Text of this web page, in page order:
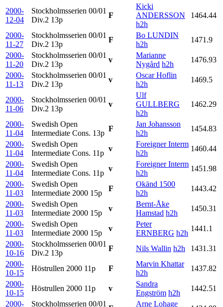
2000-
12-04
Stockholmsserien 00/01
Div.2 13p
F
Kicki
ANDERSSON
h2h
1464.44
2000-
11-27
Stockholmsserien 00/01
Div.2 13p
F
Bo LUNDIN
h2h
1471.9
2000-
11-20
Stockholmsserien 00/01
Div.2 13p
v
Marianne
Nygård h2h
1476.93
2000-
11-13
Stockholmsserien 00/01
Div.2 13p
v
Oscar Hoflin
h2h
1469.5
2000-
11-06
Stockholmsserien 00/01
Div.2 13p
v
Ulf
GULLBERG
h2h
1462.29
2000-
11-04
Swedish Open
Intermediate Cons. 13p
F
Jan Johansson
h2h
1454.83
2000-
11-04
Swedish Open
Intermediate Cons. 11p
v
Foreigner Interm
h2h
1460.44
2000-
11-04
Swedish Open
Intermediate Cons. 11p
v
Foreigner Interm
h2h
1451.98
2000-
11-03
Swedish Open
Intermediate 2000 15p
F
Okänd 1500
h2h
1443.42
2000-
11-03
Swedish Open
Intermediate 2000 15p
v
Bernt-Åke
Hamstad h2h
1450.31
2000-
11-03
Swedish Open
Intermediate 2000 15p
v
Peter
ERNBERG h2h
1441.1
2000-
10-16
Stockholmsserien 00/01
Div.2 13p
F Nils Wallin h2h
1431.31
2000-
10-15
Höstrullen 2000 11p F
Marvin Khattar
h2h
1437.82
2000-
10-15
Höstrullen 2000 11p v
Sandra
Engström h2h
1442.51
2000-
Stockholmsserien 00/01
Arne Lohage